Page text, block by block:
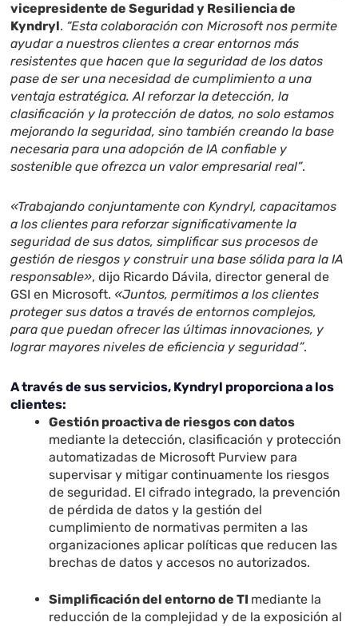
vicepresidente de Seguridad y Resiliencia de
Kyndryl. “Esta colaboración con Microsoft nos permite
ayudar a nuestros clientes a crear entornos más
resistentes que hacen que la seguridad de los datos
pase de ser una necesidad de cumplimiento a una
ventaja estratégica. Al reforzar la detección, la
clasificación y la protección de datos, no solo estamos
mejorando la seguridad, sino también creando la base
necesaria para una adopción de IA confiable y
sostenible que ofrezca un valor empresarial real”.
«Trabajando conjuntamente con Kyndryl, capacitamos
a los clientes para reforzar significativamente la
seguridad de sus datos, simplificar sus procesos de
gestión de riesgos y construir una base sólida para la IA
responsable», dijo Ricardo Dávila, director general de
GSI en Microsoft. «Juntos, permitimos a los clientes
proteger sus datos a través de entornos complejos,
para que puedan ofrecer las últimas innovaciones, y
lograr mayores niveles de eficiencia y seguridad”.
A través de sus servicios, Kyndryl proporciona a los
clientes:
Gestión proactiva de riesgos con datos
mediante la detección, clasificación y protección
automatizadas de Microsoft Purview para
supervisar y mitigar continuamente los riesgos
de seguridad. El cifrado integrado, la prevención
de pérdida de datos y la gestión del
cumplimiento de normativas permiten a las
organizaciones aplicar políticas que reducen las
brechas de datos y accesos no autorizados.
Simplificación del entorno de TI mediante la
reducción de la complejidad y de la exposición al